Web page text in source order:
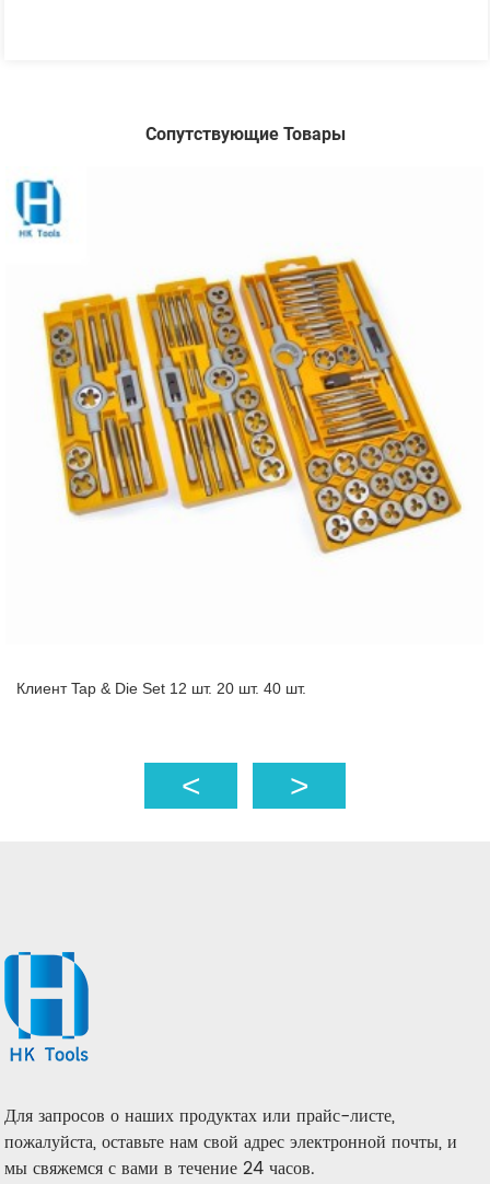
Сопутствующие Товары
Клиент Tap & Die Set 12 шт. 20 шт. 40 шт.
Для запросов о наших продуктах или прайс-листе,
пожалуйста, оставьте нам свой адрес электронной почты, и
мы свяжемся с вами в течение 24 часов.